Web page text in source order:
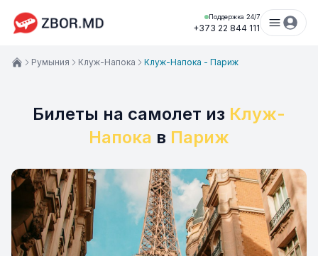
Поддержка 24/7
+373 22 844 111
Билеты на самолет из Клуж-
Напока в Париж
Румыния Клуж-Напока Клуж-Напока - Париж